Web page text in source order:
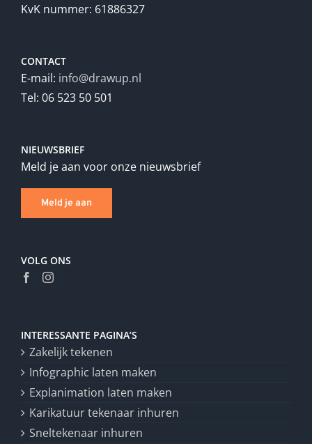
KvK nummer: 61886327
CONTACT
E-mail: info@drawup.nl
Tel: 06 523 50 501
NIEUWSBRIEF
Meld je aan voor onze nieuwsbrief
Meld je aan
VOLG ONS
INTERESSANTE PAGINA’S
Zakelijk tekenen
Infographic laten maken
Explanimation laten maken
Karikatuur tekenaar inhuren
Sneltekenaar inhuren